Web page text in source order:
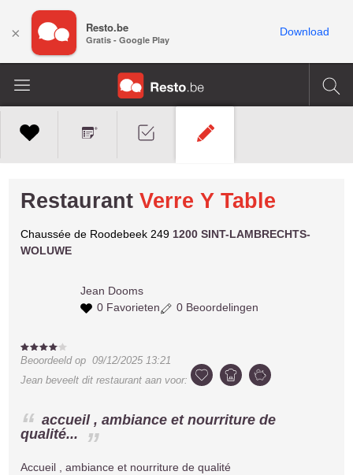
Restaurant Verre Y Table
Chaussée de Roodebeek 249 1200 SINT-LAMBRECHTS-
WOLUWE
Jean Dooms
0 Favorieten
0 Beoordelingen
Beoordeeld op09/12/2025 13:21
Jean beveelt dit restaurant aan voor:
accueil , ambiance et nourriture de
qualité...
Accueil , ambiance et nourriture de qualité
× Resto.be
Gratis - Google Play
Download